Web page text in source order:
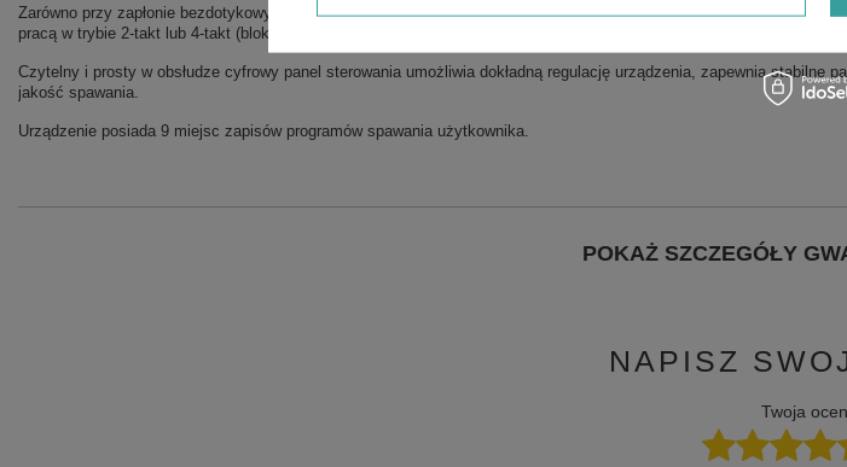
Zarówno przy zapłonie bezdotykowym HF jak i dotykowym LIFT mamy możliwość wyboru funkcji przycisku w
pracą w trybie 2-takt lub 4-takt (blokada przycisku do długich spoin).
Czytelny i prosty w obsłudze cyfrowy panel sterowania umożliwia dokładną regulację urządzenia, zapewnia stabilne
jakość spawania.
Urządzenie posiada 9 miejsc zapisów programów spawania użytkownika.
POKAŻ SZCZEGÓŁY
NAPISZ
Twoja